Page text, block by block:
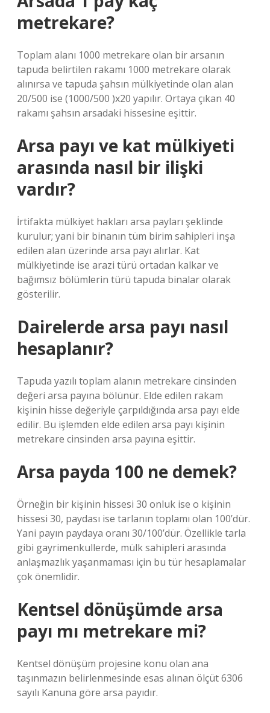
metrekare?
Toplam alanı 1000 metrekare olan bir arsanın
tapuda belirtilen rakamı 1000 metrekare olarak
alınırsa ve tapuda şahsın mülkiyetinde olan alan
20/500 ise (1000/500 )x20 yapılır. Ortaya çıkan 40
rakamı şahsın arsadaki hissesine eşittir.
Arsa payı ve kat mülkiyeti
arasında nasıl bir ilişki
vardır?
İrtifakta mülkiyet hakları arsa payları şeklinde
kurulur; yani bir binanın tüm birim sahipleri inşa
edilen alan üzerinde arsa payı alırlar. Kat
mülkiyetinde ise arazi türü ortadan kalkar ve
bağımsız bölümlerin türü tapuda binalar olarak
gösterilir.
Dairelerde arsa payı nasıl
hesaplanır?
Tapuda yazılı toplam alanın metrekare cinsinden
değeri arsa payına bölünür. Elde edilen rakam
kişinin hisse değeriyle çarpıldığında arsa payı elde
edilir. Bu işlemden elde edilen arsa payı kişinin
metrekare cinsinden arsa payına eşittir.
Arsa payda 100 ne demek?
Örneğin bir kişinin hissesi 30 onluk ise o kişinin
hissesi 30, paydası ise tarlanın toplamı olan 100’dür.
Yani payın paydaya oranı 30/100’dür. Özellikle tarla
gibi gayrimenkullerde, mülk sahipleri arasında
anlaşmazlık yaşanmaması için bu tür hesaplamalar
çok önemlidir.
Kentsel dönüşümde arsa
payı mı metrekare mi?
Kentsel dönüşüm projesine konu olan ana
taşınmazın belirlenmesinde esas alınan ölçüt 6306
sayılı Kanuna göre arsa payıdır.